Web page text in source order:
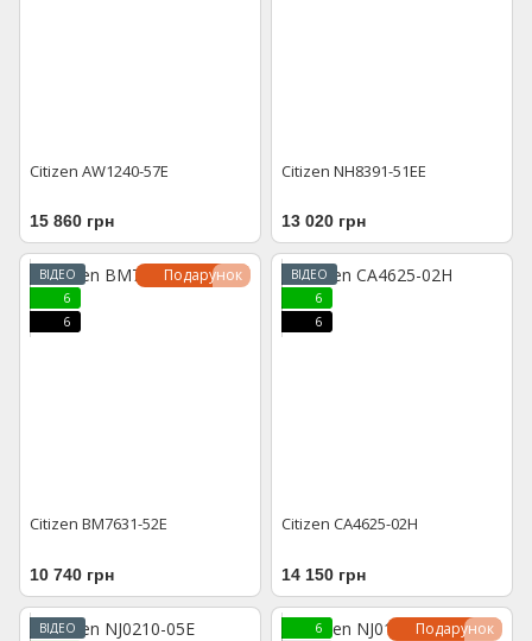
Citizen AW1240-57E
15 860 грн
Citizen NH8391-51EE
13 020 грн
Подарунок
ВІДЕО
6
6
Citizen BM7631-52E
10 740 грн
ВІДЕО
6
6
Citizen CA4625-02H
14 150 грн
ВІДЕО
Подарунок
6